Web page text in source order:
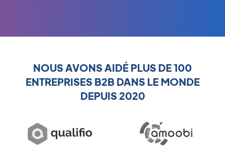
NOUS AVONS AIDÉ PLUS DE 100
ENTREPRISES B2B DANS LE MONDE
DEPUIS 2020